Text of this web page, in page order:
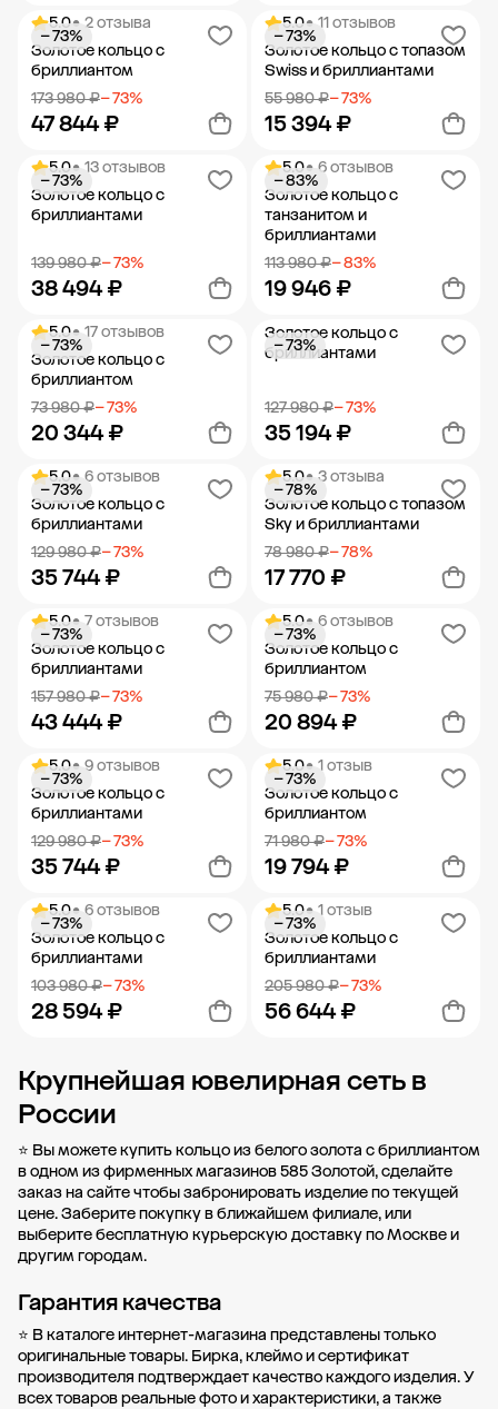
Добавить в корзину Добавить в корзину
5.0• 2 отзыва
Золотое кольцо с
бриллиантом
173 980 ₽− 73%
47 844 ₽
− 73%
Добавить в корзину
5.0• 11 отзывов
Золотое кольцо с топазом
Swiss и бриллиантами
55 980 ₽− 73%
15 394 ₽
− 73%
Добавить в корзину
5.0• 13 отзывов
Золотое кольцо с
бриллиантами
139 980 ₽− 73%
38 494 ₽
− 73%
Добавить в корзину
5.0• 6 отзывов
Золотое кольцо с
танзанитом и
бриллиантами
113 980 ₽− 83%
19 946 ₽
− 83%
Добавить в корзину
5.0• 17 отзывов
Золотое кольцо с
бриллиантом
73 980 ₽− 73%
20 344 ₽
− 73%
Добавить в корзину
Золотое кольцо с
бриллиантами
127 980 ₽− 73%
35 194 ₽
− 73%
Добавить в корзину
5.0• 6 отзывов
Золотое кольцо с
бриллиантами
129 980 ₽− 73%
35 744 ₽
− 73%
Добавить в корзину
5.0• 3 отзыва
Золотое кольцо с топазом
Sky и бриллиантами
78 980 ₽− 78%
17 770 ₽
− 78%
Добавить в корзину
5.0• 7 отзывов
Золотое кольцо с
бриллиантами
157 980 ₽− 73%
43 444 ₽
− 73%
Добавить в корзину
5.0• 6 отзывов
Золотое кольцо с
бриллиантом
75 980 ₽− 73%
20 894 ₽
− 73%
Добавить в корзину
5.0• 9 отзывов
Золотое кольцо с
бриллиантами
129 980 ₽− 73%
35 744 ₽
− 73%
Добавить в корзину
5.0• 1 отзыв
Золотое кольцо с
бриллиантом
71 980 ₽− 73%
19 794 ₽
− 73%
Добавить в корзину
5.0• 6 отзывов
Золотое кольцо с
бриллиантами
103 980 ₽− 73%
28 594 ₽
− 73%
Добавить в корзину
5.0• 1 отзыв
Золотое кольцо с
бриллиантами
205 980 ₽− 73%
56 644 ₽
− 73%
Добавить в корзину
Крупнейшая ювелирная сеть в
России
⭐ Вы можете купить кольцо из белого золота с бриллиантом
в одном из фирменных магазинов 585 Золотой, сделайте
заказ на сайте чтобы забронировать изделие по текущей
цене. Заберите покупку вближайшем филиале, или
выберите бесплатную курьерскую доставку по Москве и
другим городам.
Гарантия качества
⭐ В каталоге интернет-магазина представлены только
оригинальные товары. Бирка, клеймо и сертификат
производителя подтверждает качество каждого изделия. У
всех товаров реальные фото и характеристики, а также